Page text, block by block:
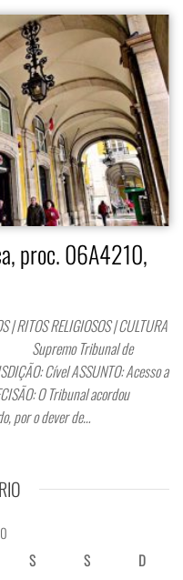
proc. 06A4210,
| RITOS RELIGIOSOS | CULTURA
Supremo Tribunal de
Cível ASSUNTO: Acesso a
O Tribunal acordou
por o dever de…
S S
D